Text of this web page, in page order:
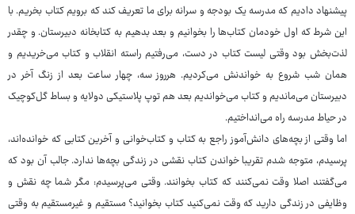
پیشنهاد دادیم که مدرسه یک بودجه و سرانه برای ما تعریف کند که برویم کتاب بخریم. با
این شرط که اول خودمان کتاب‌ها را بخوانیم و بعد بدهیم به کتابخانه دبیرستان. و چقدر
لذت‌بخش بود وقتی لیست کتاب در دست، می‌رفتیم راسته انقلاب و کتاب می‌خریدیم و
همان شب شروع به خواندنش می‌کردیم. هرروز سه، چهار ساعت بعد از زنگ آخر در
دبیرستان می‌ماندیم و کتاب می‌خواندیم بعد هم توپ پلاستیکی دولایه و بساط گل‌کوچیک
در حیاط مدرسه راه می‌انداختیم.
اما وقتی از بچه‌های دانش‌آموز راجع به کتاب و کتاب‌خوانی و آخرین کتابی که خوانده‌اند،
پرسیدم، متوجه شدم تقریبا خواندن کتاب نقشی در زندگی بچه‌ها ندارد. جالب آن بود که
می‌گفتند اصلا وقت نمی‌کنند که کتاب بخوانند. وقتی می‌پرسیدم: مگر شما چه نقش و
وظایفی در زندگی دارید که وقت نمی‌کنید کتاب بخوانید؟ مستقیم و غیرمستقیم به وقتی